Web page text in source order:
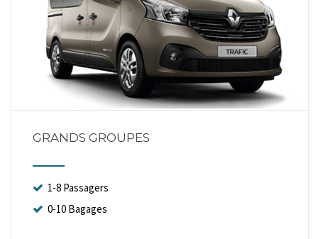
GRANDS GROUPES
1-8 Passagers
0-10 Bagages